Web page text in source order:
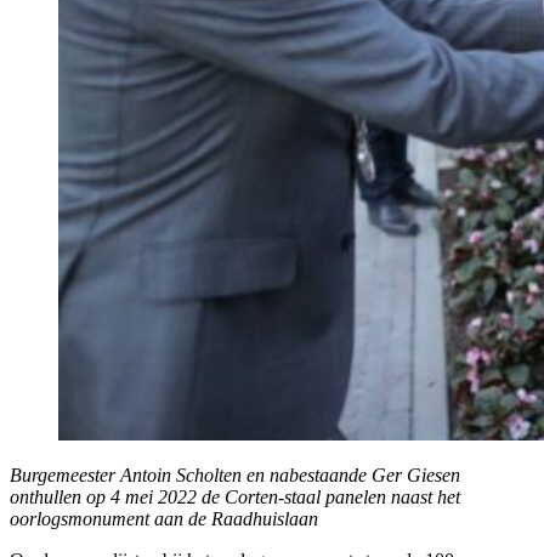
Burgemeester Antoin Scholten en nabestaande Ger Giesen
onthullen op 4 mei 2022 de Corten-staal panelen naast het
oorlogsmonument aan de Raadhuislaan